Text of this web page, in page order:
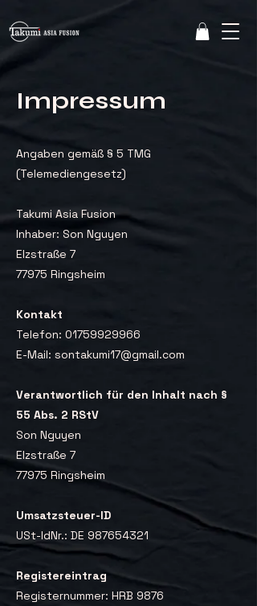
Impressum
Angaben gemäß § 5 TMG
(Telemediengesetz)
Takumi Asia Fusion
Inhaber: Son Nguyen
Elzstraße 7
77975 Ringsheim
Kontakt
Telefon: 01759929966
E-Mail: sontakumi17@gmail.com
Verantwortlich für den Inhalt nach §
55 Abs. 2 RStV
Son Nguyen
Elzstraße 7
77975 Ringsheim
Umsatzsteuer-ID
USt-IdNr.: DE 987654321
Registereintrag
Registernummer: HRB 9876